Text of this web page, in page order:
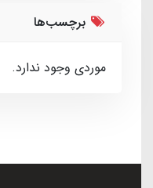
برچسب‌ها
موردی وجود ندارد.